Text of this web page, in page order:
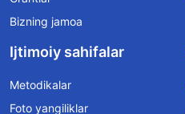
Bizning jamoa
Ijtimoiy sahifalar
Metodikalar
Foto yangiliklar